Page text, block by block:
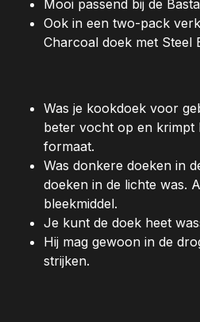
Mooi passend bij de
Ook in een two-pack
Charcoal doek met Steel
Was je kookdoek voor
beter vocht op en krimpt
formaat.
Was donkere doeken in
doeken in de lichte was.
bleekmiddel.
Je kunt de doek heet
Hij mag gewoon in de
strijken.